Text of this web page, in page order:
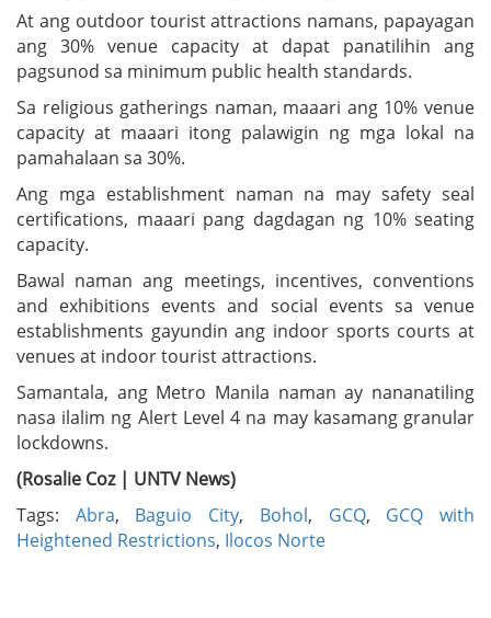
At ang outdoor tourist attractions namans, papayagan
ang 30% venue capacity at dapat panatilihin ang
pagsunod sa minimum public health standards.
Sa religious gatherings naman, maaari ang 10% venue
capacity at maaari itong palawigin ng mga lokal na
pamahalaan sa 30%.
Ang mga establishment naman na may safety seal
certifications, maaari pang dagdagan ng 10% seating
capacity.
Bawal naman ang meetings, incentives, conventions
and exhibitions events and social events sa venue
establishments gayundin ang indoor sports courts at
venues at indoor tourist attractions.
Samantala, ang Metro Manila naman ay nananatiling
nasa ilalim ng Alert Level 4 na may kasamang granular
lockdowns.
(Rosalie Coz | UNTV News)
Tags: Abra, Baguio City, Bohol, GCQ, GCQ with
Heightened Restrictions, Ilocos Norte